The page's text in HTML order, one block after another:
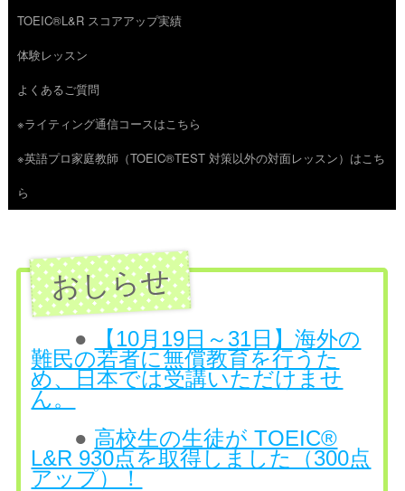
ン
テ
ン
ツ
へ
ス
TOEIC®L&R スコアアップ実績
体験レッスン
よくあるご質問
※ライティング通信コースはこちら
※英語プロ家庭教師（TOEIC®TEST 対策以外の対面レッスン）はこち
ら
●
【10月19日～31日】海外の
難民の若者に無償教育を行うた
め、日本では受講いただけませ
ん。
● 高校生の生徒が TOEIC®
L&R 930点を取得しました（300点
アップ）！